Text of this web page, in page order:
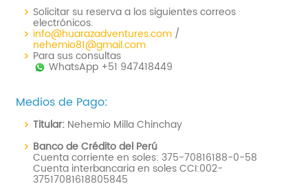
Solicitar su reserva a los siguientes correos
electrónicos.
info@huarazadventures.com /
nehemio81@gmail.com
Para sus consultas
WhatsApp +51 947418449
Medios de Pago:
Titular: Nehemio Milla Chinchay
Banco de Crédito del Perú
Cuenta corriente en soles: 375-70816188-0-58
Cuenta interbancaria en soles CCI:002-
37517081618805845